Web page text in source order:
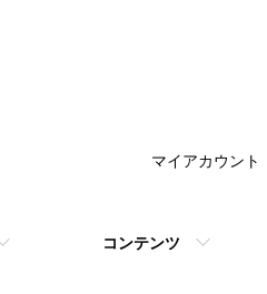
コンテンツ
マイアカウント